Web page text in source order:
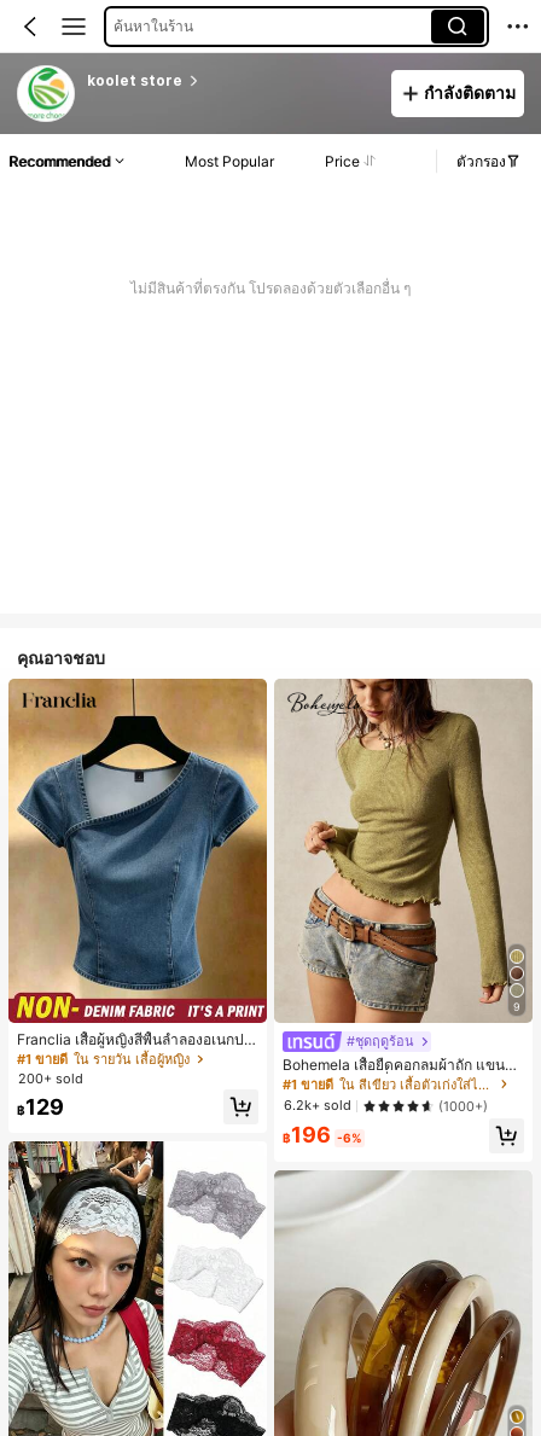
ค้นหาในร้าน
koolet store
กำลังติดตาม
Recommended Most Popular Price ตัวกรอง
ไม่มีสินค้าที่ตรงกัน โปรดลองด้วยตัวเลือกอื่น ๆ
คุณอาจชอบ
Franclia เสื้อผู้หญิงสีพื้นลำลองอเนกปร
ะสงค์สำหรับใส่ประจำวัน
#1 ขายดี ใน รายวัน เสื้อผู้หญิง
200+ sold
฿129
9
#ชุดฤดูร้อน
Bohemela เสื้อยืดคอกลมผ้าถัก แขนยา
ว สีเรียบ ใช้งานทั่วไป สำหรับผู้หญิง
#1 ขายดี
ใน สีเขียว เสื้อตัวเก่งใส่ได้ทุกวัน
6.2k+ sold
(1000+)
฿196 -6%